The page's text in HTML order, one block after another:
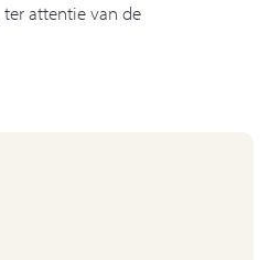
attentie van de